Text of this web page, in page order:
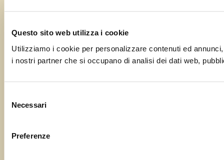
Questo sito web utilizza i cookie
Utilizziamo i cookie per personalizzare contenuti ed
i nostri partner che si occupano di analisi dei dati web,
delNecessari
Preferenze